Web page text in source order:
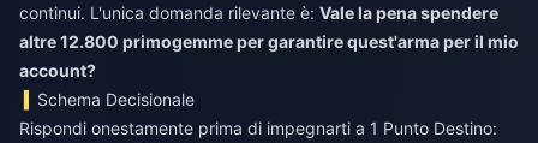
continui. L'unica domanda rilevante è: Vale la pena spendere
altre 12.800 primogemme per garantire quest'arma per il mio
account?
Schema Decisionale
Rispondi onestamente prima di impegnarti a 1 Punto Destino: